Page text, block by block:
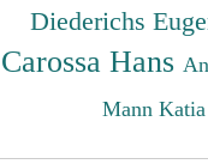
Diederichs
Carossa Hans
Mann Katia